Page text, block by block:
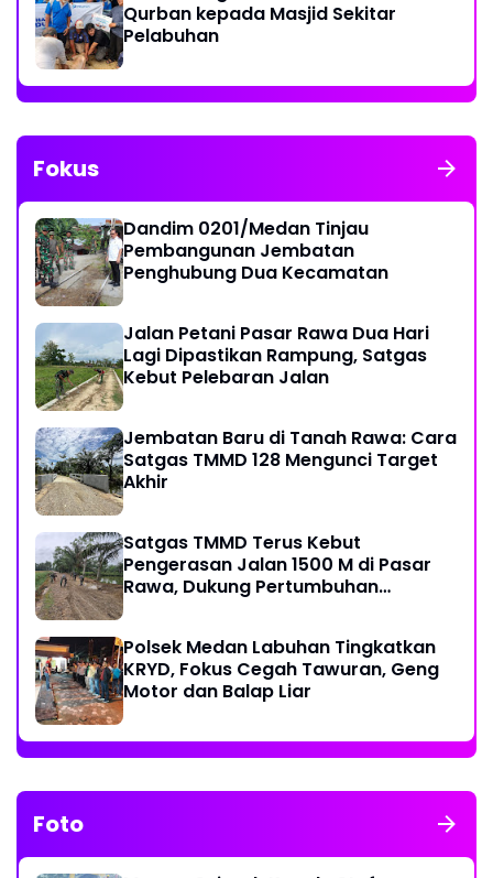
Qurban kepada Masjid Sekitar
Pelabuhan
Fokus
Dandim 0201/Medan Tinjau
Pembangunan Jembatan
Penghubung Dua Kecamatan
Jalan Petani Pasar Rawa Dua Hari
Lagi Dipastikan Rampung, Satgas
Kebut Pelebaran Jalan
Jembatan Baru di Tanah Rawa: Cara
Satgas TMMD 128 Mengunci Target
Akhir
Satgas TMMD Terus Kebut
Pengerasan Jalan 1500 M di Pasar
Rawa, Dukung Pertumbuhan
Polsek Medan Labuhan Tingkatkan
KRYD, Fokus Cegah Tawuran, Geng
Motor dan Balap Liar
Foto